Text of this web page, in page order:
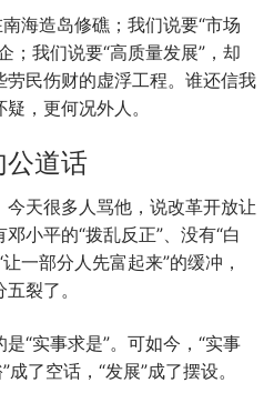
海造岛修礁；我们说要“市场
；我们说要“高质量发展”，却
民伤财的虚浮工程。谁还信我
，更何况外人。
公道话
天很多人骂他，说改革开放让
小平的“拨乱反正”、没有“白
一部分人先富起来”的缓冲，
裂了。
“实事求是”。可如今，“实事
了空话，“发展”成了摆设。